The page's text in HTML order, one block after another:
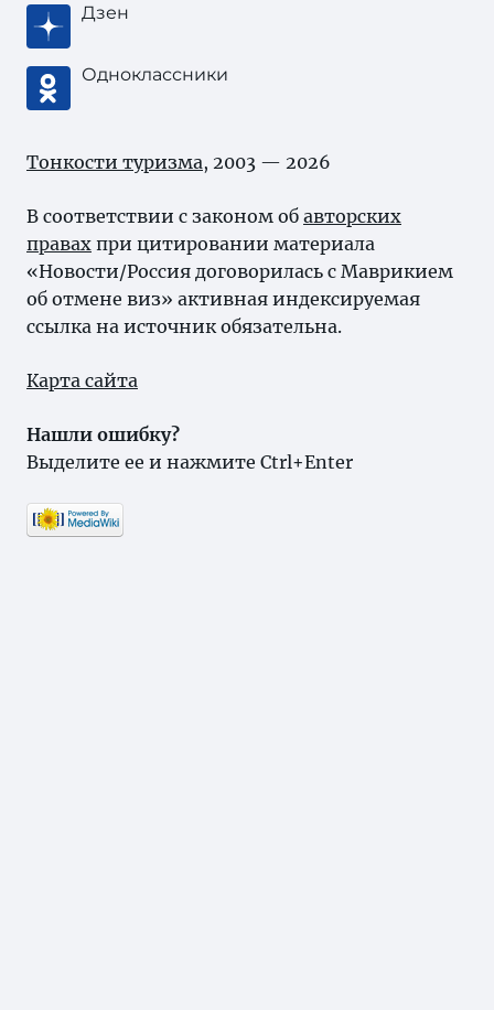
Дзен
Одноклассники
Тонкости туризма, 2003 — 2026
В соответствии с законом об авторских
правах при цитировании материала
«Новости/Россия договорилась с Маврикием
об отмене виз» активная индексируемая
ссылка на источник обязательна.
Карта сайта
Нашли ошибку?
Выделите ее и нажмите Ctrl+Enter